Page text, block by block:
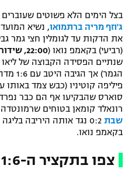
תקנון עבור פעילות אלקטרה
תקנון עבור פעילות ספורט 1 – "מרלן"
טניס
גיימינג E-Sports
תנאי שימוש
מדיניות פרטיות
תקנון פעילות ספורט 1
פוטבול אמריקאי NFL
בייסבול MLB
ספורט אתגרי ואקסטרים
אומנויות לחימה
גיימינג E-Sports
בצל הימים הלא פשוטים שעוברים
ג'וזף מריה ברתמואו, נשיא
את הדקות עד לגומלין חצי גמר
(רביעי) בקאמפ נואו (22:00, שידור ישיר בספורט4
הגמר)
פיליפה קוטיניו (כבש צמד באותו
סוארס שהבקיעו אף הם כבר
רונאלד קומאן בטוחים
שבת
0:2 נגד אותה היריבה
בקאמפ נואו.
צפו בתקציר ה-1:6 לפני שנתיים